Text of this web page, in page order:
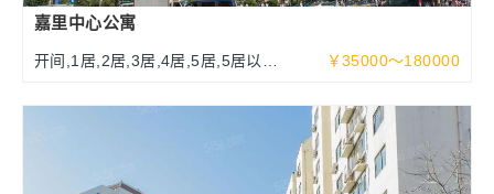
嘉里中心公寓
开间,1居,2居,3居,4居,5居,5居以上
￥35000～180000